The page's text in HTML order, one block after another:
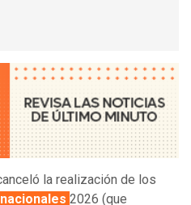
la realización de los
2026 (que